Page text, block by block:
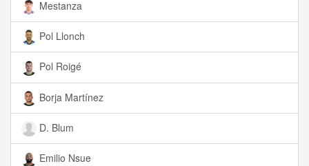
Mestanza
Pol Llonch
Pol Roigé
Borja Martínez
D. Blum
Emilio Nsue